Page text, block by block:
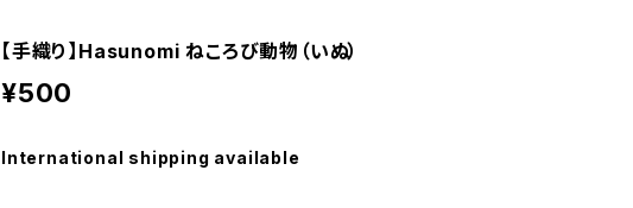
【手織り】Hasunomi ねころび動物（いぬ）
¥500
International shipping available